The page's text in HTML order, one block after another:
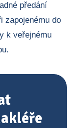
předání
zapojenému do
k veřejnému